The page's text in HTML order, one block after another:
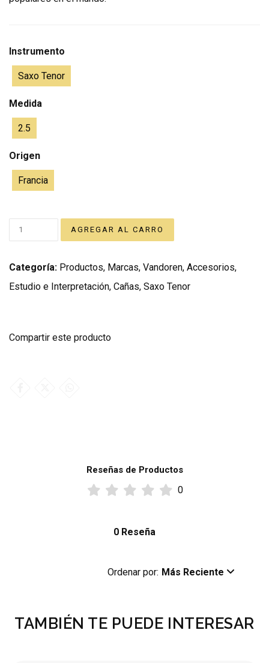
Instrumento
Saxo Tenor
Medida
2.5
Origen
Francia
Categoría: Productos, Marcas, Vandoren, Accesorios,
Estudio e Interpretación, Cañas, Saxo Tenor
Compartir este producto
Reseñas de Productos
0
0 Reseña
Ordenar por: Más Reciente
TAMBIÉN TE PUEDE INTERESAR